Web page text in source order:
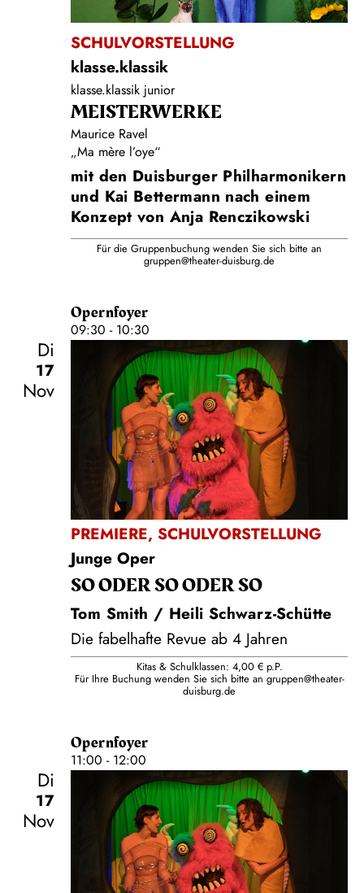
SCHULVORSTELLUNG
klasse.klassik
klasse.klassik junior
MEISTERWERKE
Maurice Ravel
„Ma mère l’oye“
mit den Duisburger Philharmonikern
und Kai Bettermann nach einem
Konzept von Anja Renczikowski
Für die Gruppenbuchung wenden Sie sich bitte an
gruppen@theater-duisburg.de
Opernfoyer
09:30 - 10:30
Di
17
Nov
PREMIERE, SCHULVORSTELLUNG
Junge Oper
SO ODER SO ODER SO
Tom Smith / Heili Schwarz-Schütte
Die fabelhafte Revue ab 4 Jahren
Kitas & Schulklassen: 4,00 € p.P.
Für Ihre Buchung wenden Sie sich bitte an gruppen@theater-
duisburg.de
Opernfoyer
11:00 - 12:00
Di
17
Nov